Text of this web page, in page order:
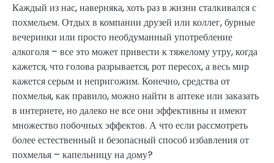
Каждый из нас, наверняка, хоть раз в жизни сталкивался с
похмельем. Отдых в компании друзей или коллег, бурные
вечеринки или просто необдуманный употребление
алкоголя – все это может привести к тяжелому утру, когда
кажется, что голова разрывается, рот пересох, а весь мир
кажется серым и непригожим. Конечно, средства от
похмелья, как правило, можно найти в аптеке или заказать
в интернете, но далеко не все они эффективны и имеют
множество побочных эффектов. А что если рассмотреть
более естественный и безопасный способ избавления от
похмелья – капельницу на дому?